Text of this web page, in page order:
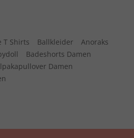
T Shirts Ballkleider
Anoraks
Badeshorts Damen
Damen